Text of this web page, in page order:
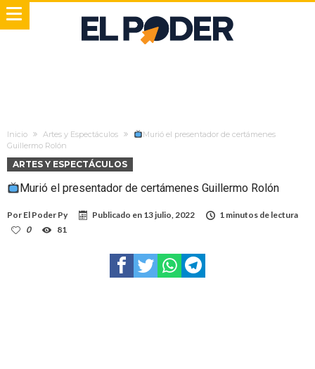
Inicio Artes y Espectáculos
Murió el presentador de certámenes
Guillermo Rolón
ARTES Y ESPECTÁCULOS
Murió el presentador de certámenes Guillermo Rolón
Por El Poder Py Publicado en 13 julio, 2022
1 minutos de lectura
0
81